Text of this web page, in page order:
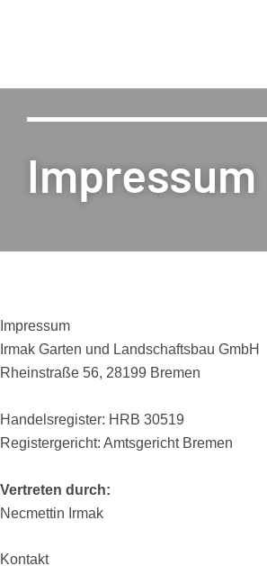
Impressum
Impressum
Irmak Garten und Landschaftsbau GmbH
Rheinstraße 56, 28199 Bremen
Handelsregister: HRB 30519
Registergericht: Amtsgericht Bremen
Vertreten durch:
Necmettin Irmak
Kontakt